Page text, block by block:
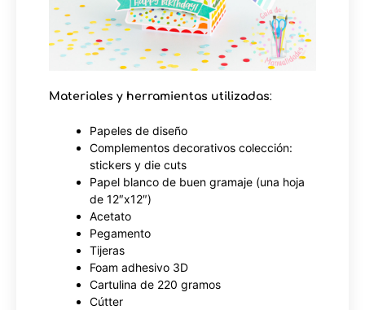
Materiales y herramientas utilizadas:
Papeles de diseño
Complementos decorativos colección:
stickers y die cuts
Papel blanco de buen gramaje (una hoja
de 12″x12″)
Acetato
Pegamento
Tijeras
Foam adhesivo 3D
Cartulina de 220 gramos
Cútter